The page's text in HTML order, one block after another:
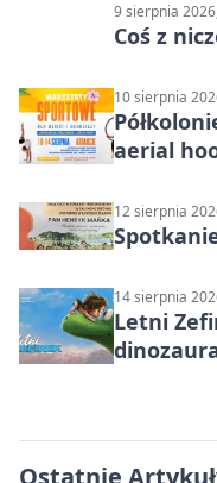
9 sierpnia
Coś z
10 sierpnia
aerial
12 sierpnia
14 sierpnia
Letni